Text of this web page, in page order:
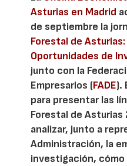
Asturias en Madrid
de septiembre la
Forestal de
Oportunidades de
junto con la
Empresarios (FADE).
para presentar las
Forestal de
analizar, junto a
Administración, la
investigación, cómo